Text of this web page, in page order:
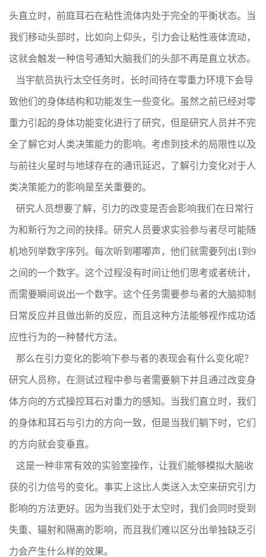
头直立时，前庭耳石在粘性流体内处于完全的平衡状态。当
我们移动头部时，比如向上仰头，引力会让粘性液体流动，
这就会触发一种信号通知大脑我们的头部不再是直立状态。
当宇航员执行太空任务时，长时间待在零重力环境下会导
致他们的身体结构和功能发生一些变化。虽然之前已经对零
重力引起的身体功能变化进行了研究，但是研究人员并不完
全了解它对人类决策能力的影响。考虑到技术的局限性以及
与前往火星时与地球存在的通讯延迟，了解引力变化对于人
类决策能力的影响是至关重要的。
研究人员想要了解，引力的改变是否会影响我们在日常行
为和新行为之间的抉择。研究人员要求实验参与者尽可能随
机地列举数字序列。每次听到嘟嘟声，他们就需要列出1到9
之间的一个数字。这个过程没有时间让他们思考或者统计，
而需要瞬间说出一个数字。这个任务需要参与者的大脑抑制
日常反应并且做出新的反应，而且这种方法能够视作成功适
应性行为的一种替代方法。
那么在引力变化的影响下参与者的表现会有什么变化呢？
研究人员称，在测试过程中参与者需要躺下并且通过改变身
体方向的方式操控耳石对重力的感知。当我们直立时，我们
的身体和耳石与引力的方向一致，但是当我们躺下时，它们
的方向就会变垂直。
这是一种非常有效的实验室操作，让我们能够模拟大脑收
获的引力信号的变化。事实上这比人类送入太空来研究引力
影响的方法更好。因为当我们处于太空时，我们会同时受到
失重、辐射和隔离的影响，而且我们难以区分出单独缺乏引
力会产生什么样的效果。